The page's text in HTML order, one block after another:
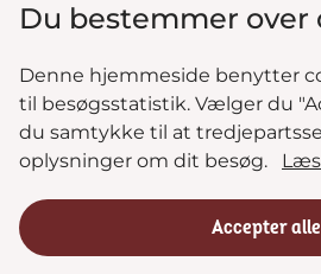
Du bestemmer over
Denne hjemmeside benytter
til besøgsstatistik. Vælger du
du samtykke til at
oplysninger om dit besøg.
Accepter alle